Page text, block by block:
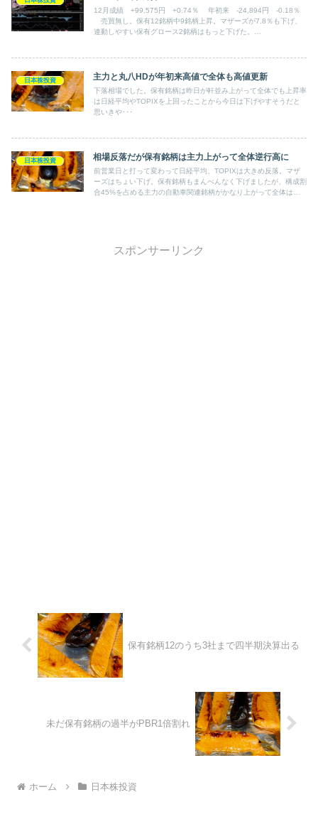
12月成績 +99,575円 +0.74％ 年初来 -24,894円 -0.18％
売買無し。保有12銘柄中9銘柄上昇。マザーズが7.8％も下げ、
連動しやすい保有グロース2銘柄はもっと下げた。
日本株投資 主力と丸八HDが年初来高値で全体も高値更新
下落相場でした。保有銘柄は昨日が軒並み上がって全体でも上昇率
は日経平均やTOPIXを上回ったことから今日は下げやすそうだと
思いきや･･･
日本株投資 相場反落だが保有銘柄は主力上がって全体逆行高に
前営業日と打って変わって日経平均、TOPIXは大きめ反落。マザ
ーズはちょい下げ。保有銘柄もまんべんなく下げましたが、構成割
合45%を占める主力の自動車関連銘柄がかなり上がって全体は＋
スポンサーリンク
保有銘柄12のうち3社まで四半期決算出る
未だ保有銘柄の過半がPBR1倍割れ
ホーム 日本株投資